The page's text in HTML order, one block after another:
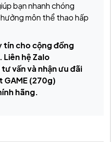
bạn nhanh chóng
môn thể thao hấp
tín cho cộng đồng
Liên hệ Zalo
vấn và nhận ưu đãi
GAME (270g)
hãng.